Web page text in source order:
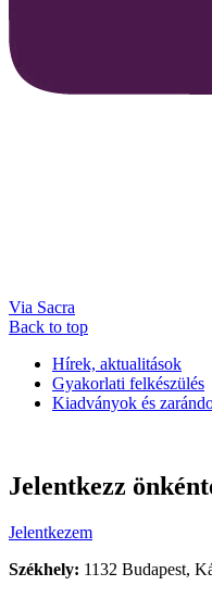
Via Sacra
Back to top
Hírek, aktualitások
Gyakorlati felkészülés
Kiadványok és
Jelentkezz
Jelentkezem
Székhely: 1132 Budapest,